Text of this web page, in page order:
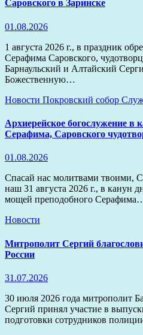
Саровского в Заринске
01.08.2026
1 августа 2026 г., в праздник
Серафима Саровского,
Барнаульский и Алтайский
Божественную…
Новости Покровский собор
Архиерейское богослужение в
Серафима, Саровского
01.08.2026
Спасай нас молитвами твоими,
наш 31 августа 2026 г., в канун
мощей преподобного
Новости
Митрополит Сергий
России
31.07.2026
30 июля 2026 года митрополит
Сергий принял участие в
подготовки сотрудников